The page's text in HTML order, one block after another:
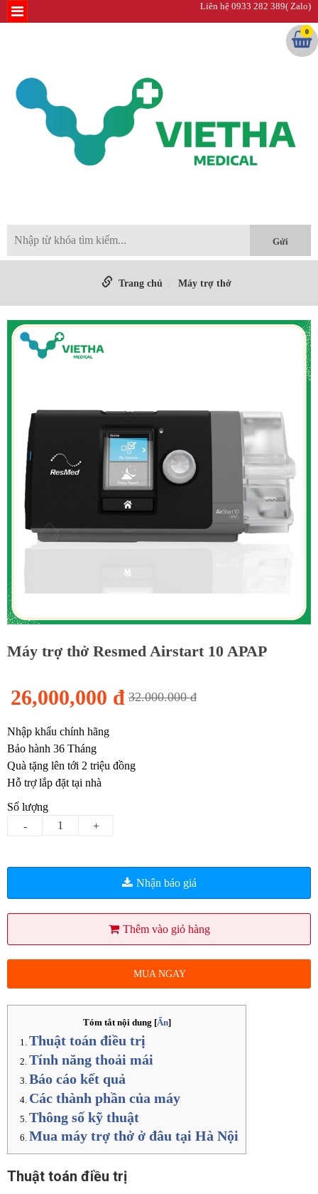
Liên hệ 0933 282 389( Zalo)
0
Trang chủ Máy trợ thở
Máy trợ thở Resmed Airstart 10 APAP
26,000,000 đ 32.000.000 đ
Nhập khẩu chính hãng
Bảo hành 36 Tháng
Quà tặng lên tới 2 triệu đồng
Hỗ trợ lắp đặt tại nhà
Số lượng
-
+
Nhận báo giá
Thêm vào giỏ hàng
MUA NGAY
Tóm tắt nội dung [Ẩn]
Thuật toán điều trị
Tính năng thoải mái
Báo cáo kết quả
Các thành phần của máy
Thông số kỹ thuật
Mua máy trợ thở ở đâu tại Hà Nội
Thuật toán điều trị